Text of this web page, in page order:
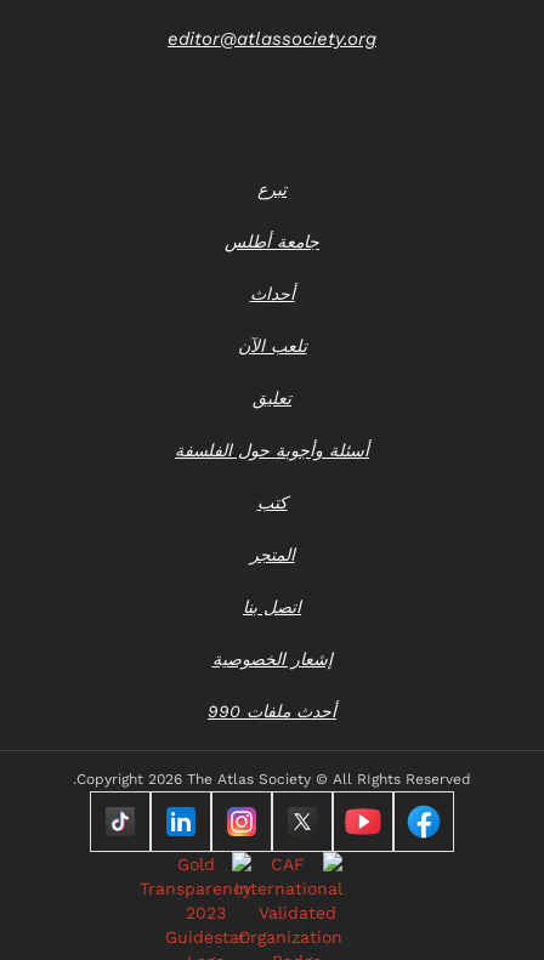
editor@atlassociety.org
تبرع
جامعة أطلس
أحداث
تلعب الآن
تعليق
أسئلة وأجوبة حول الفلسفة
كتب
المتجر
اتصل بنا
إشعار الخصوصية
أحدث ملفات 990
Copyright 2026 The Atlas Society © All RIghts Reserved.